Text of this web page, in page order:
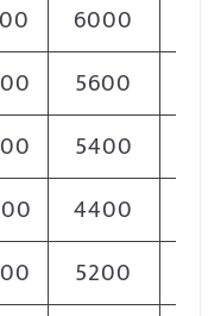
6000
5600
5400
4400
5200